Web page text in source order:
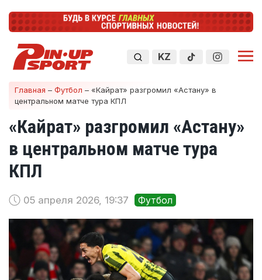
KZ
Главная – Футбол – «Кайрат» разгромил «Астану» в
центральном матче тура КПЛ
«Кайрат» разгромил «Астану»
в центральном матче тура
КПЛ
05 апреля 2026, 19:37 Футбол